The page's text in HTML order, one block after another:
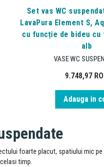
Set vas WC
LavaPura Element S,
cu funcție de bideu cu
alb
VASE WC
9.748,97
Adauga in
foarte placut, spatiului mic
timp.